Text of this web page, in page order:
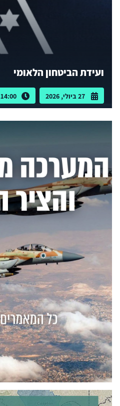
ועידת הביטחון הלאומי
27 ביולי, 2026 14:00 - 10:00